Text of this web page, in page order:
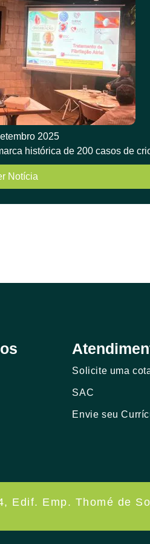
2025
histórica de 200 casos de
Notícia
Solicite uma
SAC
Envie seu
Edif. Emp. Thomé de